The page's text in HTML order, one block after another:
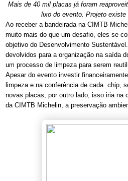
Mais de 40 mil placas já foram
lixo do evento. Projeto existe
Ao receber a bandeirada na CIMTB
muito mais do que um desafio, eles se
objetivo do Desenvolvimento
devolvidos para a organização na saída
um processo de limpeza para serem
Apesar do evento investir
limpeza e na conferência de cada chip,
novas placas, por outro lado, isso iria na
da CIMTB Michelin, a preservação